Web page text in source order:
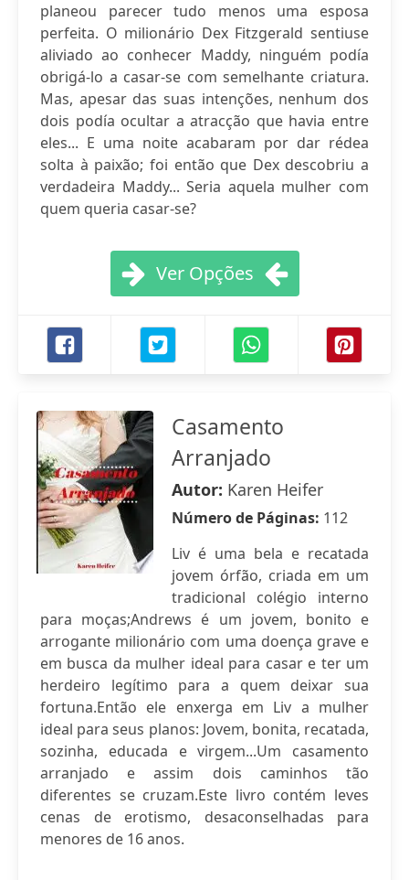
planeou parecer tudo menos uma esposa
perfeita. O milionário Dex Fitzgerald sentiuse
aliviado ao conhecer Maddy, ninguém podía
obrigá-lo a casar-se com semelhante criatura.
Mas, apesar das suas intenções, nenhum dos
dois podía ocultar a atracção que havia entre
eles... E uma noite acabaram por dar rédea
solta à paixão; foi então que Dex descobriu a
verdadeira Maddy... Seria aquela mulher com
quem queria casar-se?
Ver Opções
Casamento
Arranjado
Autor: Karen Heifer
Número de Páginas: 112
Liv é uma bela e recatada
jovem órfão, criada em um
tradicional colégio interno
para moças;Andrews é um jovem, bonito e
arrogante milionário com uma doença grave e
em busca da mulher ideal para casar e ter um
herdeiro legítimo para a quem deixar sua
fortuna.Então ele enxerga em Liv a mulher
ideal para seus planos: Jovem, bonita, recatada,
sozinha, educada e virgem...Um casamento
arranjado e assim dois caminhos tão
diferentes se cruzam.Este livro contém leves
cenas de erotismo, desaconselhadas para
menores de 16 anos.